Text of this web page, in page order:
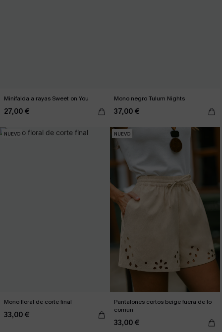
Minifalda a rayas Sweet on You
27,00 €
Mono negro Tulum Nights
37,00 €
NUEVO
Mono floral de corte final
33,00 €
NUEVO
Pantalones cortos beige fuera de lo
común
33,00 €